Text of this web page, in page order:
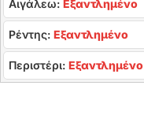
Αιγάλεω: Εξαντλημένο
Ρέντης: Εξαντλημένο
Περιστέρι: Εξαντλημένο